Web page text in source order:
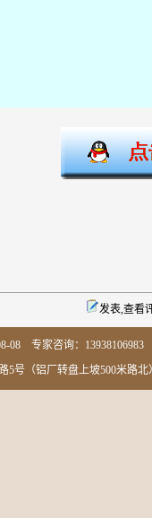
发表,查看
08 专家咨询：13938106983
5号（铝厂转盘上坡500米路